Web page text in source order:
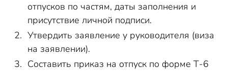
отпусков по частям, даты заполнения и
присутствие личной подписи.
Утвердить заявление у руководителя (виза
на заявлении).
Составить приказ на отпуск по форме Т-6